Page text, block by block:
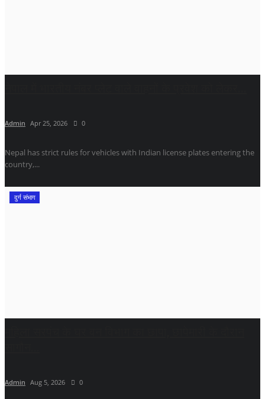
Admin Apr 25, 2026 0
Nepal has strict rules for vehicles with Indian license plates entering the
country,...
दुर्ग संभाग
Admin Aug 5, 2026 0